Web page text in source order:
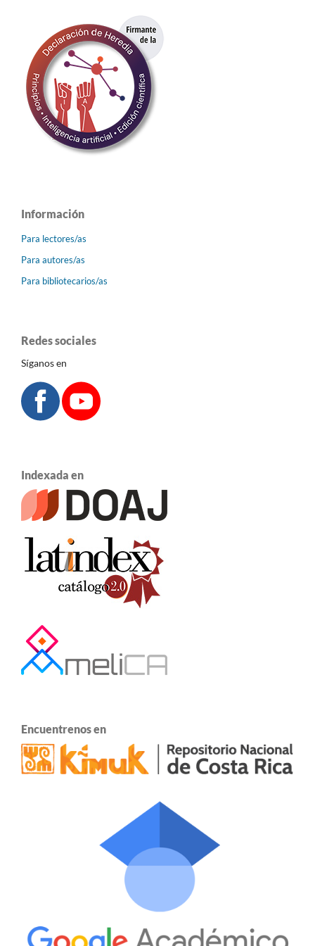
Información
Para lectores/as
Para autores/as
Para bibliotecarios/as
Redes sociales
Síganos en
Indexada en
Encuentrenos en